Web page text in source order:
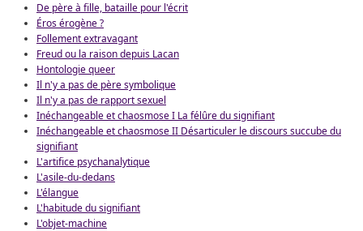
De père à fille, bataille pour l'écrit
Éros érogène ?
Follement extravagant
Freud ou la raison depuis Lacan
Hontologie queer
Il n'y a pas de père symbolique
Il n'y a pas de rapport sexuel
Inéchangeable et chaosmose I La félûre du signifiant
Inéchangeable et chaosmose II Désarticuler le discours succube du
signifiant
L'artifice psychanalytique
L'asile-du-dedans
L'élangue
L'habitude du signifiant
L'objet-machine